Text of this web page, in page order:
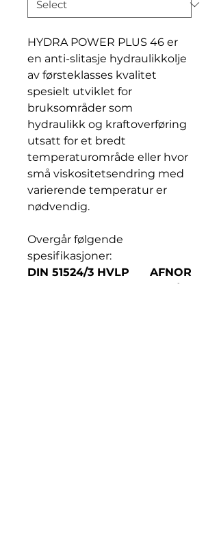
HYDRA POWER PLUS 46 er
en anti-slitasje hydraulikkolje
av førsteklasses kvalitet
spesielt utviklet for
bruksområder som
hydraulikk og kraftoverføring
utsatt for et bredt
temperaturområde eller hvor
små viskositetsendring med
varierende temperatur er
nødvendig.
Overgår følgende
spesifikasjoner:
DIN 51524/3 HVLP AFNOR